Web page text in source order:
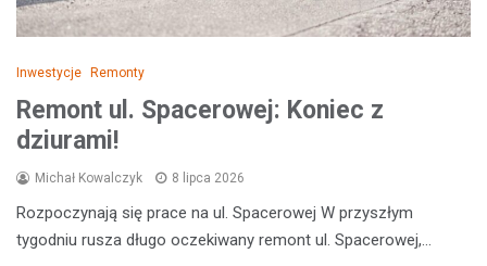
Inwestycje Remonty
Remont ul. Spacerowej: Koniec z
dziurami!
Michał Kowalczyk 8 lipca 2026
Rozpoczynają się prace na ul. Spacerowej W przyszłym
tygodniu rusza długo oczekiwany remont ul. Spacerowej,…